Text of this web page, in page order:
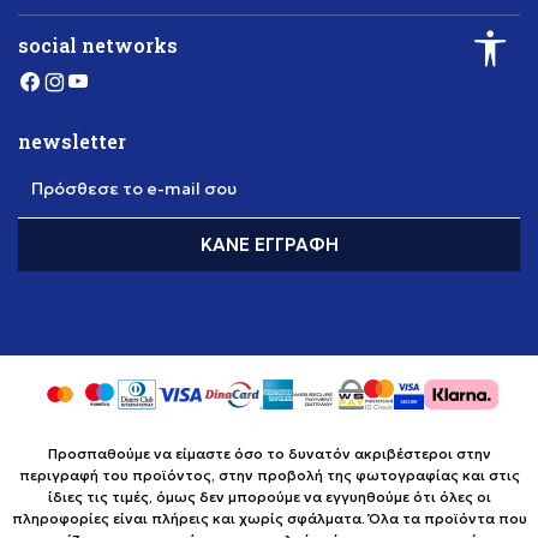
social networks
newsletter
Πρόσθεσε το e-mail σου
ΚΆΝΕ ΕΓΓΡΑΦΉ
Προσπαθούμε να είμαστε όσο το δυνατόν ακριβέστεροι στην
περιγραφή του προϊόντος, στην προβολή της φωτογραφίας και στις
ίδιες τις τιμές, όμως δεν μπορούμε να εγγυηθούμε ότι όλες οι
πληροφορίες είναι πλήρεις και χωρίς σφάλματα. Όλα τα προϊόντα που